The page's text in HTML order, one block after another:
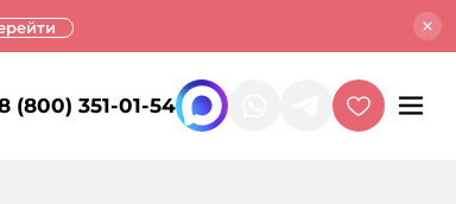
(800) 351-01-54